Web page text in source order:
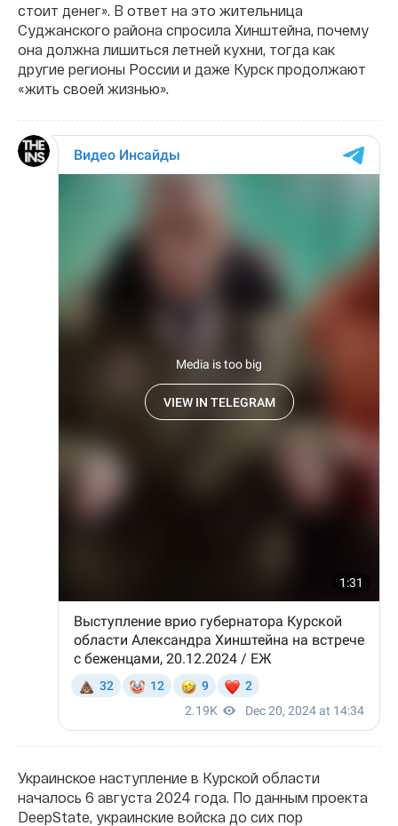
стоит денег». В ответ на это жительница
Суджанского района спросила Хинштейна, почему
она должна лишиться летней кухни, тогда как
другие регионы России и даже Курск продолжают
«жить своей жизнью».
Украинское наступление в Курской области
началось 6 августа 2024 года. По данным проекта
DeepState, украинские войска до сих пор